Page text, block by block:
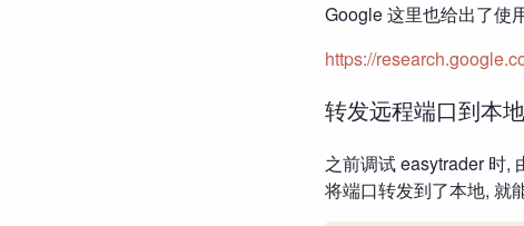
Google 这里也给出了使
https://
转发远程端口到本地
之前调试 easytrader 时,
将端口转发到了本地, 就